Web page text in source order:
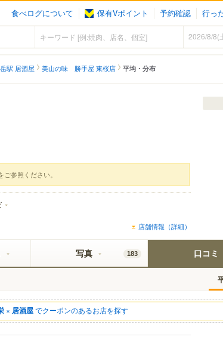
食べログについて 保有Vポイント 予約確認 行っ
駅 居酒屋 美山の味 勝手屋 東桜店 平均・分布
ご参照ください。
店舗情報（詳細）
写真 183 口コミ
× 居酒屋でクーポンのあるお店を探す